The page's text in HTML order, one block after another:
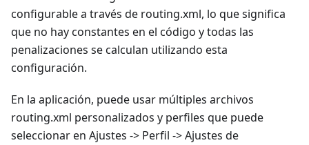
configurable a través de routing.xml, lo que significa
que no hay constantes en el código y todas las
penalizaciones se calculan utilizando esta
configuración.
En la aplicación, puede usar múltiples archivos
routing.xml personalizados y perfiles que puede
seleccionar en Ajustes -> Perfil -> Ajustes de